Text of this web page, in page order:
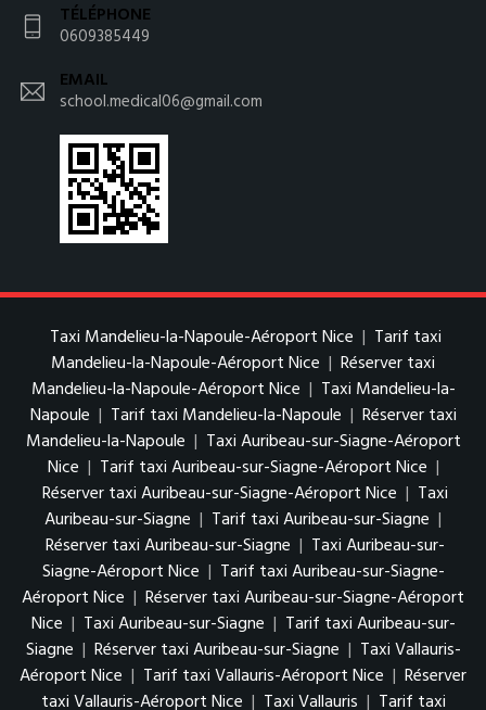
TÉLÉPHONE
0609385449
EMAIL
school.medical06@gmail.com
Taxi Mandelieu-la-Napoule-Aéroport Nice | Tarif taxi
Mandelieu-la-Napoule-Aéroport Nice | Réserver taxi
Mandelieu-la-Napoule-Aéroport Nice | Taxi Mandelieu-la-
Napoule | Tarif taxi Mandelieu-la-Napoule | Réserver taxi
Mandelieu-la-Napoule | Taxi Auribeau-sur-Siagne-Aéroport
Nice | Tarif taxi Auribeau-sur-Siagne-Aéroport Nice |
Réserver taxi Auribeau-sur-Siagne-Aéroport Nice | Taxi
Auribeau-sur-Siagne | Tarif taxi Auribeau-sur-Siagne |
Réserver taxi Auribeau-sur-Siagne | Taxi Auribeau-sur-
Siagne-Aéroport Nice | Tarif taxi Auribeau-sur-Siagne-
Aéroport Nice | Réserver taxi Auribeau-sur-Siagne-Aéroport
Nice | Taxi Auribeau-sur-Siagne | Tarif taxi Auribeau-sur-
Siagne | Réserver taxi Auribeau-sur-Siagne | Taxi Vallauris-
Aéroport Nice | Tarif taxi Vallauris-Aéroport Nice | Réserver
taxi Vallauris-Aéroport Nice | Taxi Vallauris | Tarif taxi